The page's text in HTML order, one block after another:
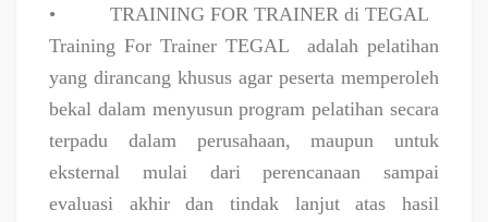
•
TRAINING FOR TRAINER di TEGAL
Training For Trainer TEGAL
adalah pelatihan
yang dirancang khusus agar peserta memperoleh
bekal dalam menyusun program pelatihan secara
terpadu dalam perusahaan, maupun untuk
eksternal mulai dari perencanaan sampai
evaluasi akhir dan tindak lanjut atas hasil